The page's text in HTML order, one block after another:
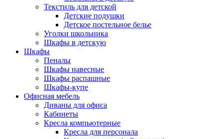
Текстиль для детской
Детские подушки
Детское постельное белье
Уголки школьника
Шкафы в детскую
Шкафы
Пеналы
Шкафы навесные
Шкафы распашные
Шкафы-купе
Офисная мебель
Диваны для офиса
Кабинеты
Кресла компьютерные
Кресла для персонала